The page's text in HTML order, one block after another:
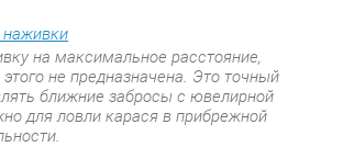
на максимальное расстояние,
не предназначена. Это точный
ближние забросы с ювелирной
для ловли карася в прибрежной